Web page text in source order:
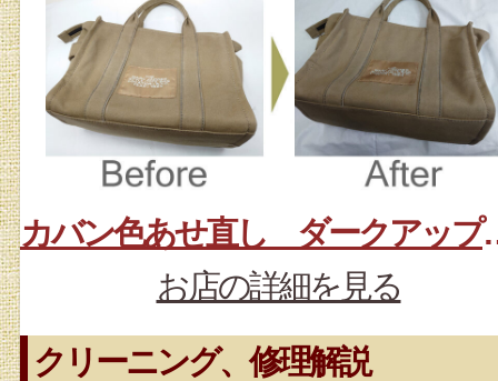
カバン色
お店の詳細を見る
クリーニング、修理解説